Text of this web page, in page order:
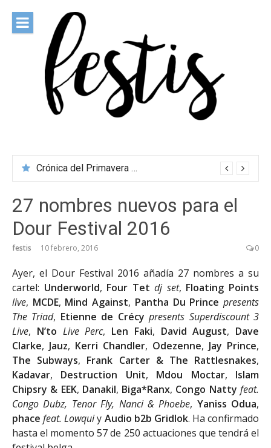
contenido
Crónica del Primavera Sound Porto 2026
27 nombres nuevos para el
Dour Festival 2016
festis 10 febrero, 2016 0
Ayer, el Dour Festival 2016 añadía 27 nombres a su
cartel: Underworld, Four Tet dj set, Floating Points
live, MCDE, Mind Against, Pantha Du Prince presents
The Triad, Etienne de Crécy presents Superdiscount 3
Live, N’to Live Perc, Len Faki, David August, Dave
Clarke, Jauz, Kerri Chandler, Odezenne, Jay Prince,
The Subways, Frank Carter & The Rattlesnakes,
Kadavar, Destruction Unit, Mdou Moctar, Islam
Chipsry & EEK, Danakil, Biga*Ranx, Congo Natty feat.
Congo Dubz, Tenor Fly, Nanci & Phoebe, Yaniss Odua,
phace feat. Lowquiy Audio b2b Gridlok. Ha confirmado
hasta el momento 57 de 250 actuaciones que tendrá el